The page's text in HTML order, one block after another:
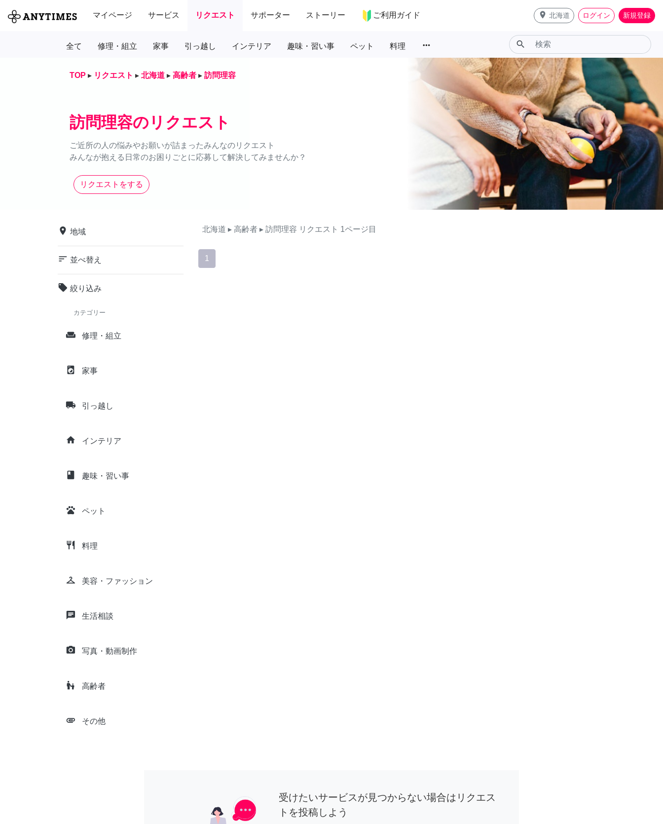
マイページ サービス リクエスト サポーター ストーリー ご利用ガイド place 北海道 ログイン 新規登録
全て 修理・組立 家事 引っ越し インテリア 趣味・習い事 ペット 料理 more_horiz search
TOP ▸ リクエスト ▸ 北海道 ▸ 高齢者 ▸ 訪問理容
訪問理容のリクエスト
ご近所の人の悩みやお願いが詰まったみんなのリクエスト
みんなが抱える日常のお困りごとに応募して解決してみませんか？
リクエストをする
place 地域
sort 並べ替え
local_offer 絞り込み
カテゴリー
weekend 修理・組立
local_laundry_service 家事
local_shipping 引っ越し
home インテリア
class 趣味・習い事
pets ペット
restaurant 料理
checkroom 美容・ファッション
chat 生活相談
camera_alt 写真・動画制作
escalator_warning 高齢者
attachment その他
北海道 ▸ 高齢者 ▸ 訪問理容 リクエスト 1ページ目
1
受けたいサービスが見つからない場合はリクエス
トを投稿しよう